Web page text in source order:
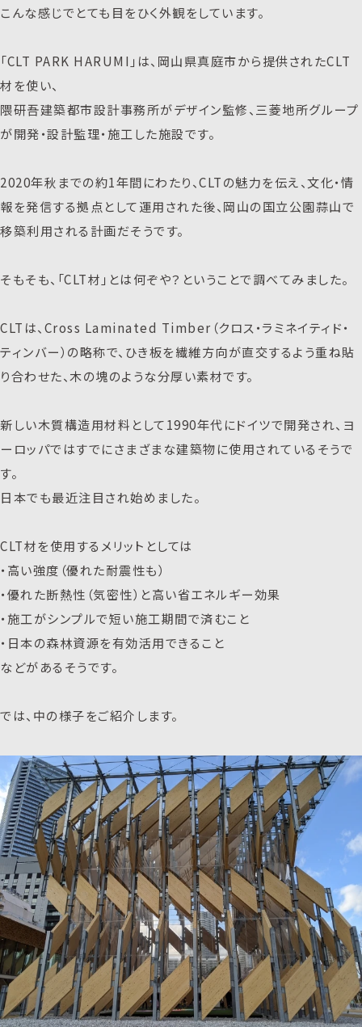
こんな感じでとても目をひく外観をしています。
「CLT PARK HARUMI」は、岡山県真庭市から提供されたCLT
材を使い、
隈研吾建築都市設計事務所がデザイン監修、三菱地所グループ
が開発・設計監理・施工した施設です。
2020年秋までの約1年間にわたり、CLTの魅力を伝え、文化・情
報を発信する拠点として運用された後、岡山の国立公園蒜山で
移築利用される計画だそうです。
そもそも、「CLT材」とは何ぞや？ということで調べてみました。
CLTは、Cross Laminated Timber（クロス・ラミネイティド・
ティンバー）の略称で、ひき板を繊維方向が直交するよう重ね貼
り合わせた、木の塊のような分厚い素材です。
新しい木質構造用材料として1990年代にドイツで開発され、ヨ
ーロッパではすでにさまざまな建築物に使用されているそうで
す。
日本でも最近注目され始めました。
CLT材を使用するメリットとしては
・高い強度（優れた耐震性も）
・優れた断熱性（気密性）と高い省エネルギー効果
・施工がシンプルで短い施工期間で済むこと
・日本の森林資源を有効活用できること
などがあるそうです。
では、中の様子をご紹介します。